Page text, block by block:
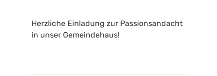
Herzliche Einladung zur Passionsandacht
in unser Gemeindehaus!